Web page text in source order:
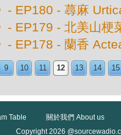
- EP180 - 蕁麻
- EP179 - 北美山
- EP178 - 蘭香
9 10 11 12 13 14 15
Table
關於我們 About us
Copyright 2026